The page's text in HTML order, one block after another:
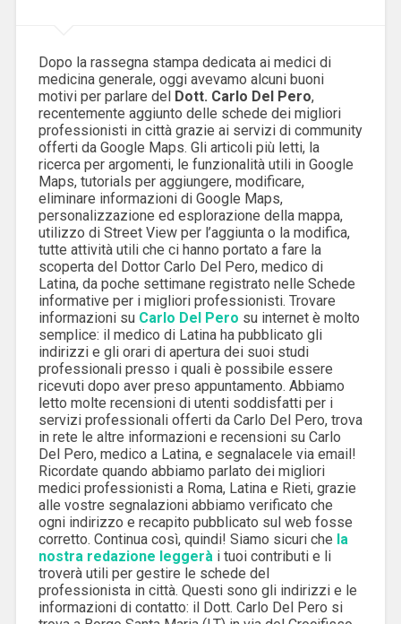
Dopo la rassegna stampa dedicata ai medici di
medicina generale, oggi avevamo alcuni buoni
motivi per parlare del Dott. Carlo Del Pero,
recentemente aggiunto delle schede dei migliori
professionisti in città grazie ai servizi di community
offerti da Google Maps. Gli articoli più letti, la
ricerca per argomenti, le funzionalità utili in Google
Maps, tutorials per aggiungere, modificare,
eliminare informazioni di Google Maps,
personalizzazione ed esplorazione della mappa,
utilizzo di Street View per l’aggiunta o la modifica,
tutte attività utili che ci hanno portato a fare la
scoperta del Dottor Carlo Del Pero, medico di
Latina, da poche settimane registrato nelle Schede
informative per i migliori professionisti. Trovare
informazioni su Carlo Del Pero su internet è molto
semplice: il medico di Latina ha pubblicato gli
indirizzi e gli orari di apertura dei suoi studi
professionali presso i quali è possibile essere
ricevuti dopo aver preso appuntamento. Abbiamo
letto molte recensioni di utenti soddisfatti per i
servizi professionali offerti da Carlo Del Pero, trova
in rete le altre informazioni e recensioni su Carlo
Del Pero, medico a Latina, e segnalacele via email!
Ricordate quando abbiamo parlato dei migliori
medici professionisti a Roma, Latina e Rieti, grazie
alle vostre segnalazioni abbiamo verificato che
ogni indirizzo e recapito pubblicato sul web fosse
corretto. Continua così, quindi! Siamo sicuri che la
nostra redazione leggerà i tuoi contributi e li
troverà utili per gestire le schede del
professionista in città. Questi sono gli indirizzi e le
informazioni di contatto: il Dott. Carlo Del Pero si